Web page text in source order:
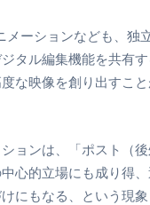
メーションなども、独
タル編集機能を共有す
な映像を創り出すこと
ョンは、「ポスト（
心的立場にも成り得
にもなる、という現